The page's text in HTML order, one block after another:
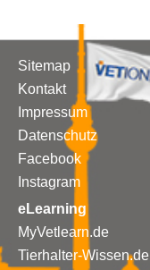
Sitemap
Kontakt
Impressum
Datenschutz
Facebook
Instagram
eLearning
MyVetlearn.de
Tierhalter-Wissen.de